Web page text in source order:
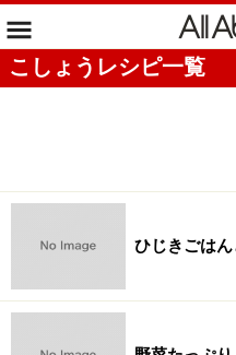
こしょうレシピ一覧
ひじきごは